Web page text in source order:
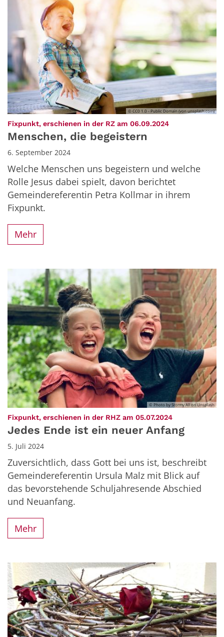
© CC0 1.0 - Public Domain (von unsplash.com)
Fixpunkt, erschienen in der RZ am 06.09.2024:
Menschen, die begeistern
6. September 2024
Welche Menschen uns begeistern und welche
Rolle Jesus dabei spielt, davon berichtet
Gemeindereferentin Petra Kollmar in ihrem
Fixpunkt.
Mehr
© Photo by Stormy All on Unsplash
Fixpunkt, erschienen in der RHZ am 05.07.2024:
Jedes Ende ist ein neuer Anfang
5. Juli 2024
Zuversichtlich, dass Gott bei uns ist, beschreibt
Gemeindereferentin Ursula Malz mit Blick auf
das bevorstehende Schuljahresende Abschied
und Neuanfang.
Mehr